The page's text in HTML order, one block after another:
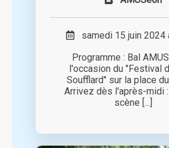
samedi 15 juin 2024
Programme : Bal
l'occasion du "Festival
Soufflard" sur la place
Arrivez dès l'après-midi
scène [...]